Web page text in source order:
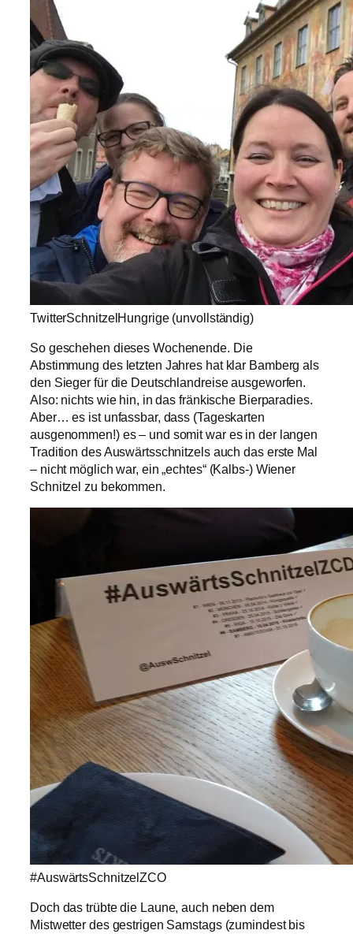
TwitterSchnitzelHungrige (unvollständig)
So geschehen dieses Wochenende. Die
Abstimmung des letzten Jahres hat klar Bamberg als
den Sieger für die Deutschlandreise ausgeworfen.
Also: nichts wie hin, in das fränkische Bierparadies.
Aber… es ist unfassbar, dass (Tageskarten
ausgenommen!) es – und somit war es in der langen
Tradition des Auswärtsschnitzels auch das erste Mal
– nicht möglich war, ein „echtes“ (Kalbs-) Wiener
Schnitzel zu bekommen.
#AuswärtsSchnitzelZCO
Doch das trübte die Laune, auch neben dem
Mistwetter des gestrigen Samstags (zumindest bis